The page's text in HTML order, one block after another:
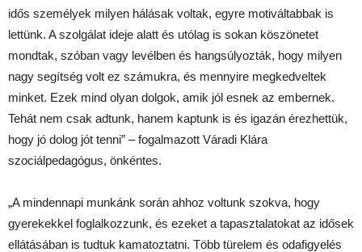
idős személyek milyen hálásak voltak, egyre motiváltabbak is
lettünk. A szolgálat ideje alatt és utólag is sokan köszönetet
mondtak, szóban vagy levélben és hangsúlyozták, hogy milyen
nagy segítség volt ez számukra, és mennyire megkedveltek
minket. Ezek mind olyan dolgok, amik jól esnek az embernek.
Tehát nem csak adtunk, hanem kaptunk is és igazán érezhettük,
hogy jó dolog jót tenni” – fogalmazott Váradi Klára
szociálpedagógus, önkéntes.
„A mindennapi munkánk során ahhoz voltunk szokva, hogy
gyerekekkel foglalkozzunk, és ezeket a tapasztalatokat az idősek
ellátásában is tudtuk kamatoztatni. Több türelem és odafigyelés